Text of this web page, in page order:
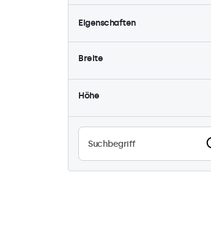
Eigenschaften
4:3 / 5:4
9
Dimmbar
32
High-Brightness
3
Wasserdicht (IP65)
17
Staubdicht (IP65)
17
Breite
Höhe